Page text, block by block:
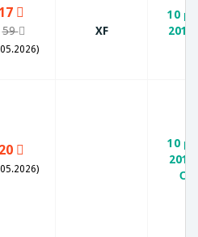
17
59 XF
10
20
10
2010